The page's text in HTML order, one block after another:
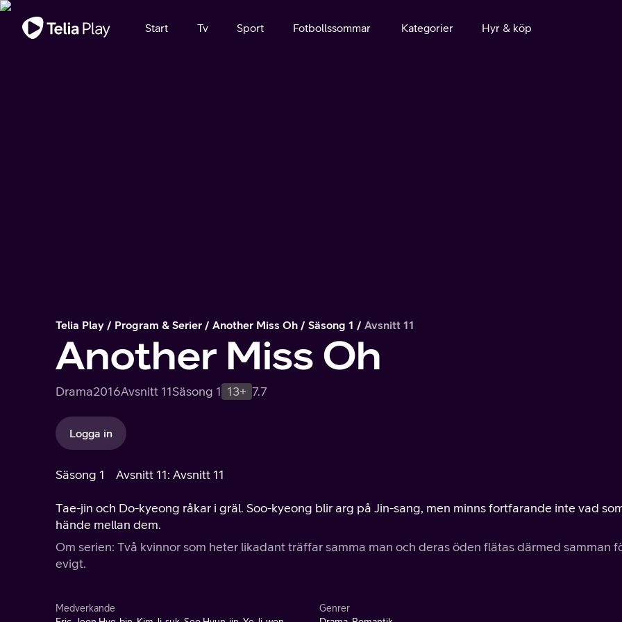
Viktigt meddelande
Start Tv Sport Fotbollssommar Kategorier Hyr & köp
Telia Play Program & Serier Another Miss Oh Säsong 1 Avsnitt 11
Another Miss Oh
Drama2016Avsnitt 11Säsong 1 13+ 7.7
Logga in
Säsong 1 Avsnitt 11: Avsnitt 11
Tae-jin och Do-kyeong råkar i gräl. Soo-kyeong blir arg på Jin-sang, men minns fortfarande inte vad
hände mellan dem.
Om serien: Två kvinnor som heter likadant träffar samma man och deras öden flätas därmed samman
evigt.
Medverkande
Genrer